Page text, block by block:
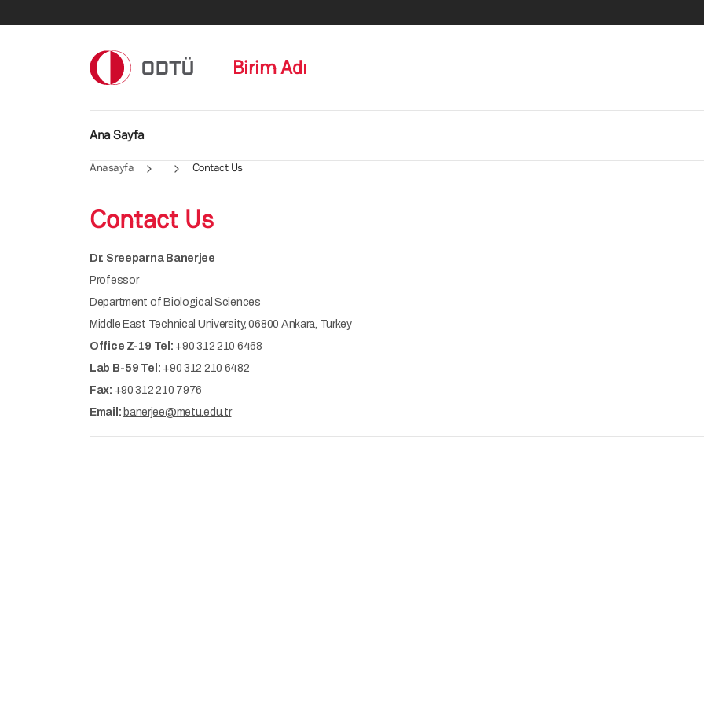
Birim Adı
Ana gezinti menüsü
Ana Sayfa
Anasayfa Contact Us
Contact Us
Dr. Sreeparna Banerjee
Professor
Department of Biological Sciences
Middle East Technical University, 06800 Ankara, Turkey
Office Z-19 Tel: +90 312 210 6468
Lab B-59 Tel: +90 312 210 6482
Fax: +90 312 210 7976
Email: banerjee@metu.edu.tr